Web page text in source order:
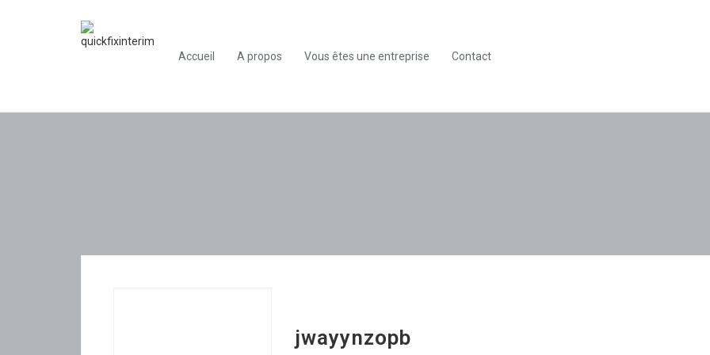
Accueil A propos Vous êtes une entreprise Contact
jwayynzopb